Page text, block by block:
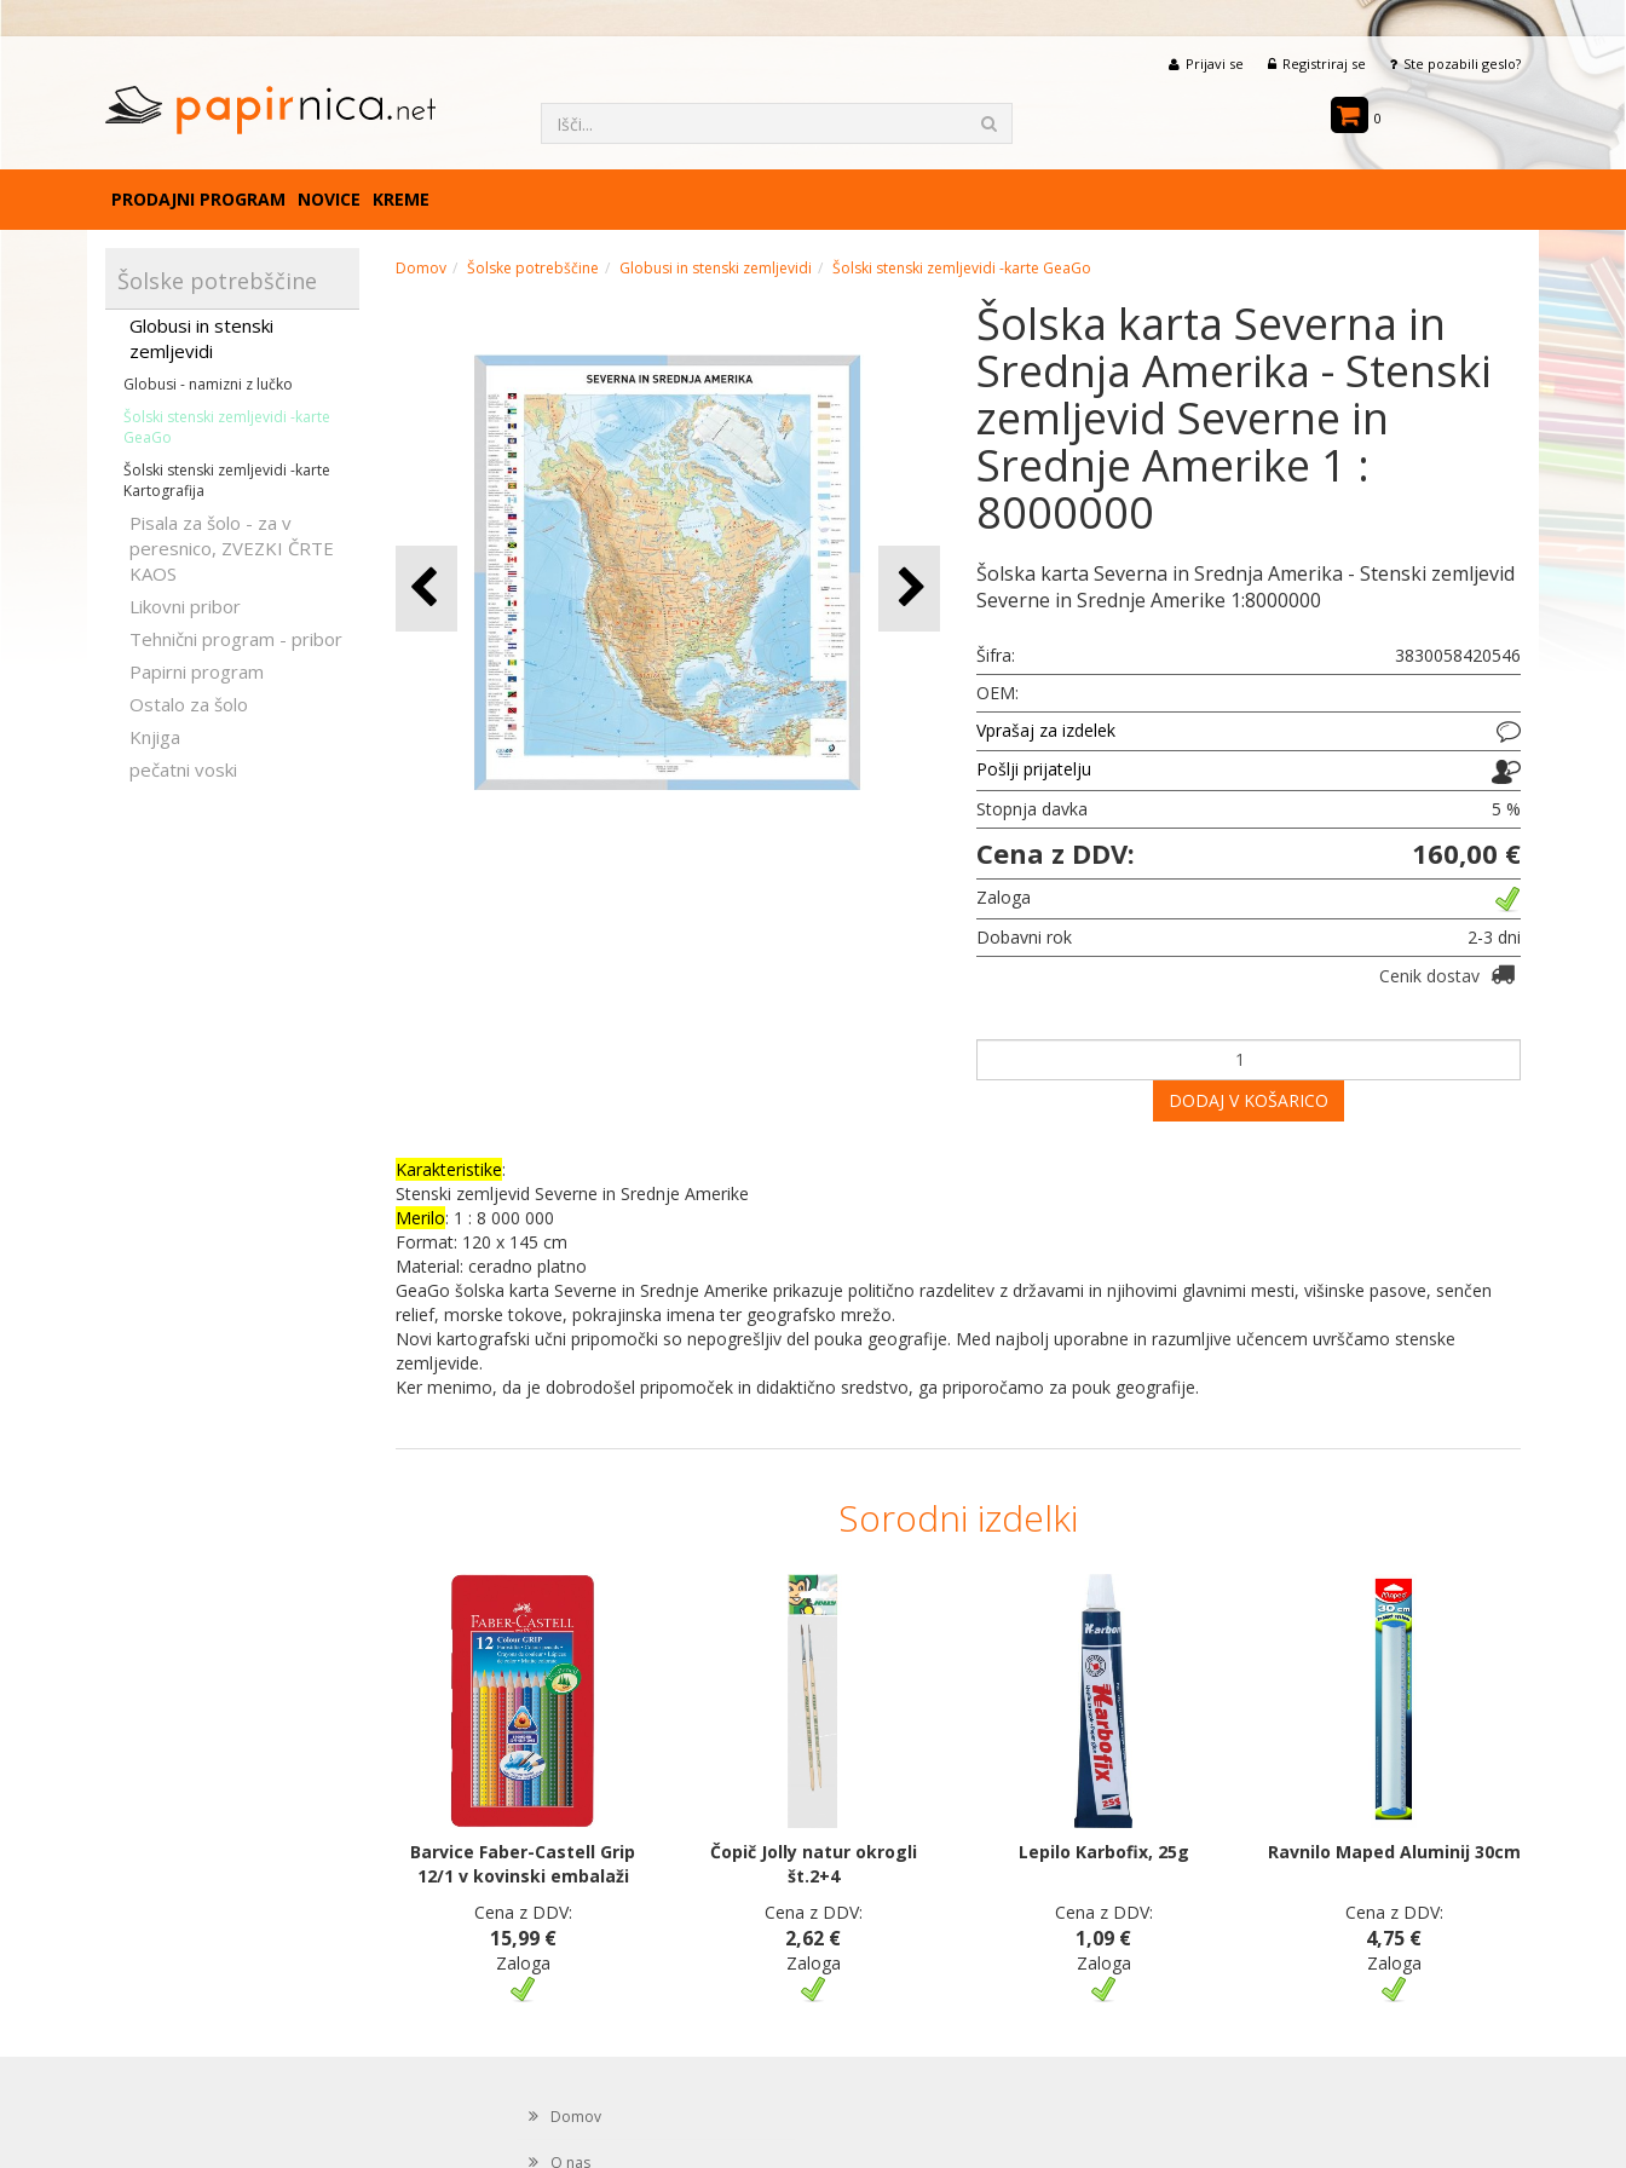
Prijavi se Registriraj se Ste pozabili geslo?
0
PRODAJNI PROGRAM NOVICE KREME
Šolske potrebščine
Globusi in stenski
zemljevidi
Globusi - namizni z lučko
Šolski stenski zemljevidi -karte
GeaGo
Šolski stenski zemljevidi -karte
Kartografija
Pisala za šolo - za v
peresnico, ZVEZKI ČRTE
KAOS
Likovni pribor
Tehnični program - pribor
Papirni program
Ostalo za šolo
Knjiga
pečatni voski
Domov Šolske potrebščine Globusi in stenski zemljevidi Šolski stenski zemljevidi -karte GeaGo
Šolska karta Severna in
Srednja Amerika - Stenski
zemljevid Severne in
Srednje Amerike 1 :
8000000
Šolska karta Severna in Srednja Amerika - Stenski zemljevid
Severne in Srednje Amerike 1:8000000
Šifra:
3830058420546
OEM:
Vprašaj za izdelek
Pošlji prijatelju
Stopnja davka
5 %
Cena z DDV: 160,00 €
Zaloga
Dobavni rok
2-3 dni
Cenik dostav
DODAJ V KOŠARICO
Karakteristike:
Stenski zemljevid Severne in Srednje Amerike
Merilo: 1 : 8 000 000
Format: 120 x 145 cm
Material: ceradno platno
GeaGo šolska karta Severne in Srednje Amerike prikazuje politično razdelitev z državami in njihovimi glavnimi mesti, višinske pasove, senčen
relief, morske tokove, pokrajinska imena ter geografsko mrežo.
Novi kartografski učni pripomočki so nepogrešljiv del pouka geografije. Med najbolj uporabne in razumljive učencem uvrščamo stenske
zemljevide.
Ker menimo, da je dobrodošel pripomoček in didaktično sredstvo, ga priporočamo za pouk geografije.
Sorodni izdelki
Barvice Faber-Castell Grip
12/1 v kovinski embalaži
Cena z DDV:
15,99 €
Zaloga
Čopič Jolly natur okrogli
št.2+4
Cena z DDV:
2,62 €
Zaloga
Lepilo Karbofix, 25g
Cena z DDV:
1,09 €
Zaloga
Ravnilo Maped Aluminij 30cm
Cena z DDV:
4,75 €
Zaloga
Domov
O nas